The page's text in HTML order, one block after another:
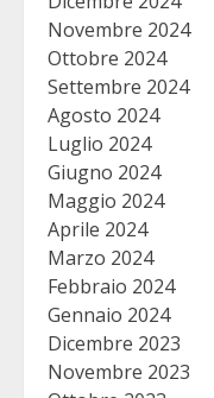
Novembre 2024
Ottobre 2024
Settembre 2024
Agosto 2024
Luglio 2024
Giugno 2024
Maggio 2024
Aprile 2024
Marzo 2024
Febbraio 2024
Gennaio 2024
Dicembre 2023
Novembre 2023